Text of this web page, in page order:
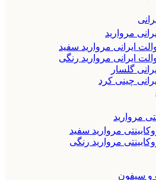
مروارید
ایرانی مروارید سفید
ایرانی مروارید رنگی
گلسار
چینی کرد
مروارید
مروارید سفید
مروارید رنگی
و سیفون